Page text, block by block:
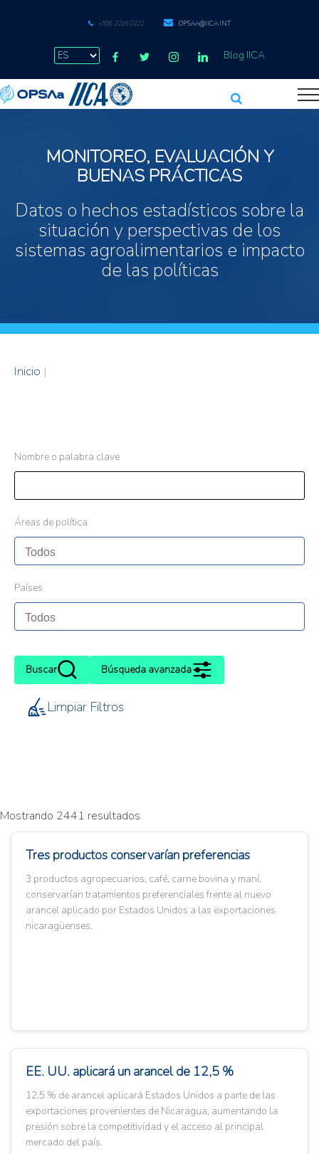
+506 2216 0222 OPSAA@IICA.INT
Blog IICA
MONITOREO, EVALUACIÓN Y
BUENAS PRÁCTICAS
Datos o hechos estadísticos sobre la
situación y perspectivas de los
sistemas agroalimentarios e impacto
de las políticas
Inicio |
Nombre o palabra clave
Áreas de política
Países
Buscar Búsqueda avanzada
Limpiar Filtros
Mostrando 2441 resultados
Tres productos conservarían preferencias
3 productos agropecuarios, café, carne bovina y maní,
conservarían tratamientos preferenciales frente al nuevo
arancel aplicado por Estados Unidos a las exportaciones
nicaragüenses.
EE. UU. aplicará un arancel de 12,5 %
12,5 % de arancel aplicará Estados Unidos a parte de las
exportaciones provenientes de Nicaragua, aumentando la
presión sobre la competitividad y el acceso al principal
mercado del país.